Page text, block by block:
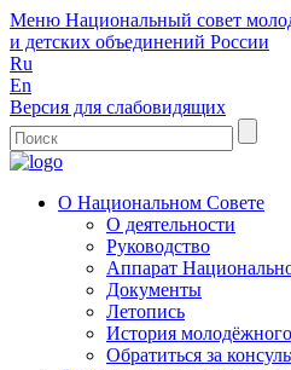
Меню Национальный совет
и детских объединений России
Ru
En
Версия для слабовидящих
О Национальном Совете
О деятельности
Руководство
Аппарат
Документы
Летопись
История
Обратиться за